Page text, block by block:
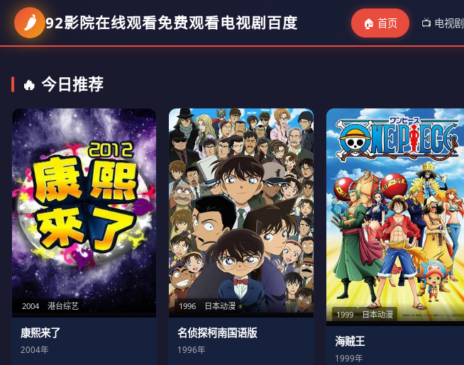
🌶️ 92影院在线观看免费观看电视剧百度 🏠 首页 📺 电视剧
🔥 今日推荐
2004 港台综艺
康熙来了
2004年
1996 日本动漫
名侦探柯南国语版
1996年
1999 日本动漫
海贼王
1999年